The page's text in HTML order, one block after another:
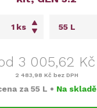
ks
3 005,62 Kč
2 483,98 Kč bez DPH
za 55 L • Na skladě